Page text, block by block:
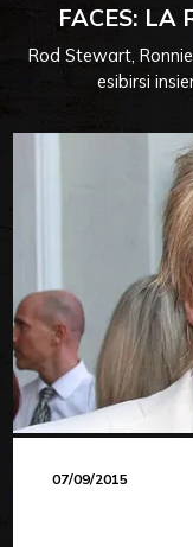
FACES: LA
Rod Stewart,
esibirsi
07/09/2015